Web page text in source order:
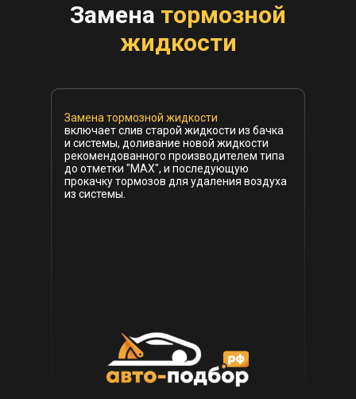
Замена тормозной
жидкости
Замена тормозной жидкости
включает слив старой жидкости из бачка
и системы, доливание новой жидкости
рекомендованного производителем типа
до отметки "MAX", и последующую
прокачку тормозов для удаления воздуха
из системы.